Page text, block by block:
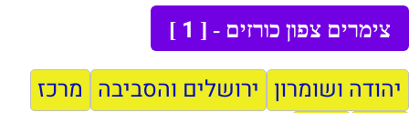
צימרים צפון כורזים - [ 1
]
יהודה ושומרון ירושלים והסביבה מרכז